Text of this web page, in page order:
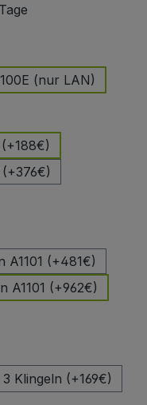
nicht verfügbar.)
(nur LAN)
A1101 (+481€)
A1101 (+962€)
3 Klingeln (+169€)